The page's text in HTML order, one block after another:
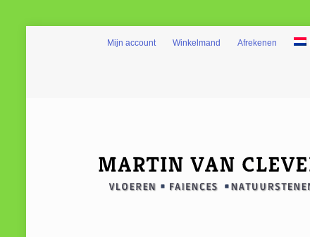
Mijn account Winkelmand Afrekenen